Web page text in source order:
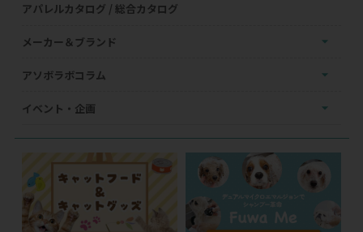
アパレルカタログ / 総合カタログ
メーカー＆ブランド
アソボラボコラム
イベント・企画